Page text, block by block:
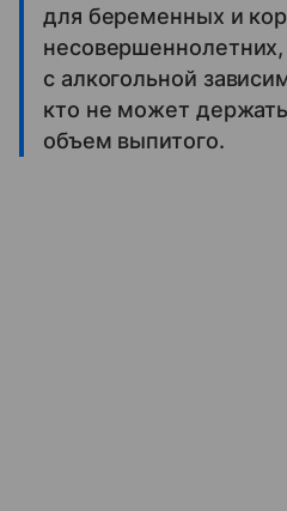
для беременных и
с алкогольной
кто не может
объем выпитого.